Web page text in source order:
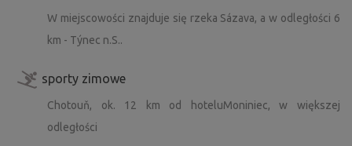
W miejscowości znajduje się rzeka Sázava, a w odległości 6
km - Týnec n.S..
sporty zimowe
Chotouň, ok. 12 km od hoteluMoniniec, w większej
odległości